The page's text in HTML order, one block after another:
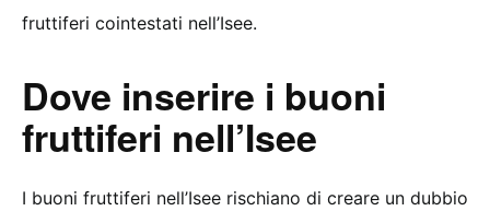
fruttiferi cointestati nell’Isee.
Dove inserire i buoni
fruttiferi nell’Isee
I buoni fruttiferi nell’Isee rischiano di creare un dubbio